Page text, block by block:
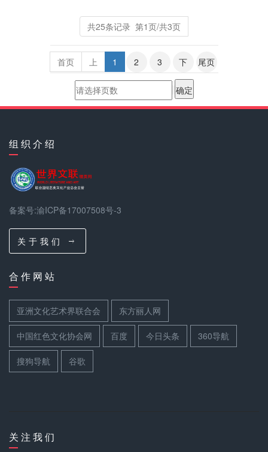
共25条记录 第1页/共3页
首页 上 1 2 3 下 尾页
组 织 介 绍
备案号:渝ICP备17007508号-3
关 于 我 们
合 作 网 站
亚洲文化艺术界联合会 东方丽人网
中国红色文化协会网 百度 今日头条 360导航
搜狗导航 谷歌
关 注 我 们